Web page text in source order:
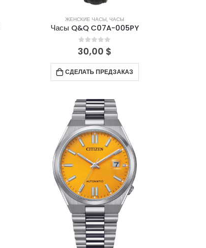
ЖЕНСКИЕ ЧАСЫ, ЧАСЫ
Часы Q&Q C07A-005PY
0 out of 5
30,00 $
СДЕЛАТЬ ПРЕДЗАКАЗ